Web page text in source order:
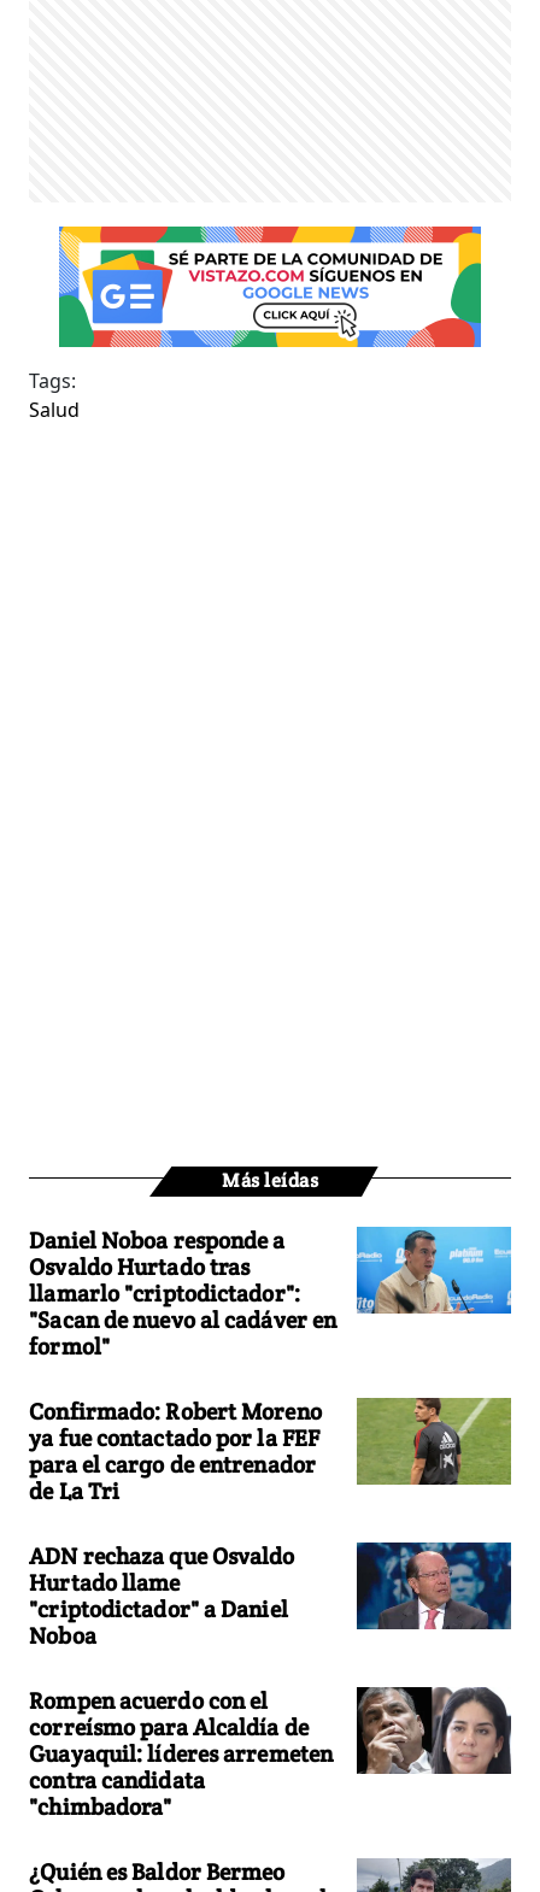
Tags:
Salud
Más leídas
Daniel Noboa responde a
Osvaldo Hurtado tras
llamarlo "criptodictador":
"Sacan de nuevo al cadáver en
formol"
Confirmado: Robert Moreno
ya fue contactado por la FEF
para el cargo de entrenador
de La Tri
ADN rechaza que Osvaldo
Hurtado llame
"criptodictador" a Daniel
Noboa
Rompen acuerdo con el
correísmo para Alcaldía de
Guayaquil: líderes arremeten
contra candidata
"chimbadora"
¿Quién es Baldor Bermeo